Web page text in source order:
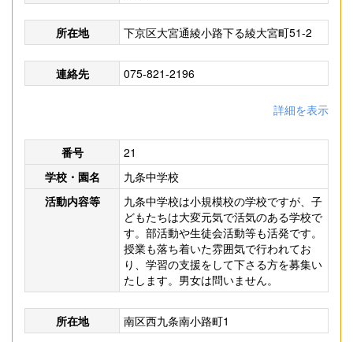
所在地 下京区大宮通綾小路下る綾大宮町51-2
連絡先 075-821-2196
詳細を表示
番号
21
学校・園名
九条中学校
活動内容等
九条中学校は小規模校の学校ですが、子
どもたちは大変元気で活気のある学校で
す。部活動や生徒会活動等も活発です。
授業も落ち着いた雰囲気で行われてお
り、学習の支援をして下さる方を募集い
たします。男女は問いません。
所在地 南区西九条南小路町1